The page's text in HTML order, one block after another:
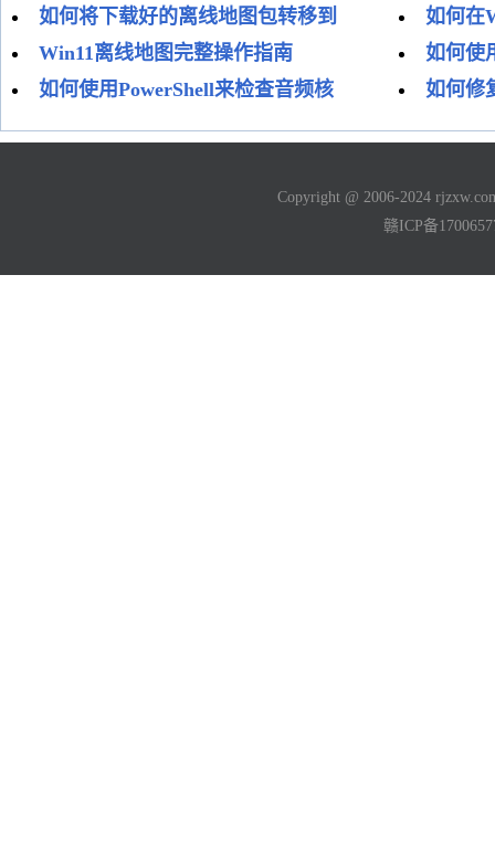
如何将下载好的离线地图包转移到
如何在
Win11离线地图完整操作指南
如何使
如何使用PowerShell来检查音频核
如何修
Copyright @ 2006-2024
赣ICP备